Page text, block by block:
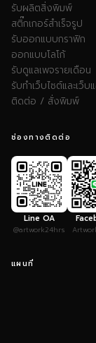
รับผลิตสิ่งพิมพ์
สติ๊กเกอร์สำเร็จรูป
รับออกแบบกราฟิก
ออกแบบโลโก้
รับดูแลเพจรายเดือน
รับทำเว็บไซต์และเว็บ
ติดต่อ / สั่งพิมพ์
ช่องทางติดต่อ
Line OA
@artwork24hrs
แผนที่